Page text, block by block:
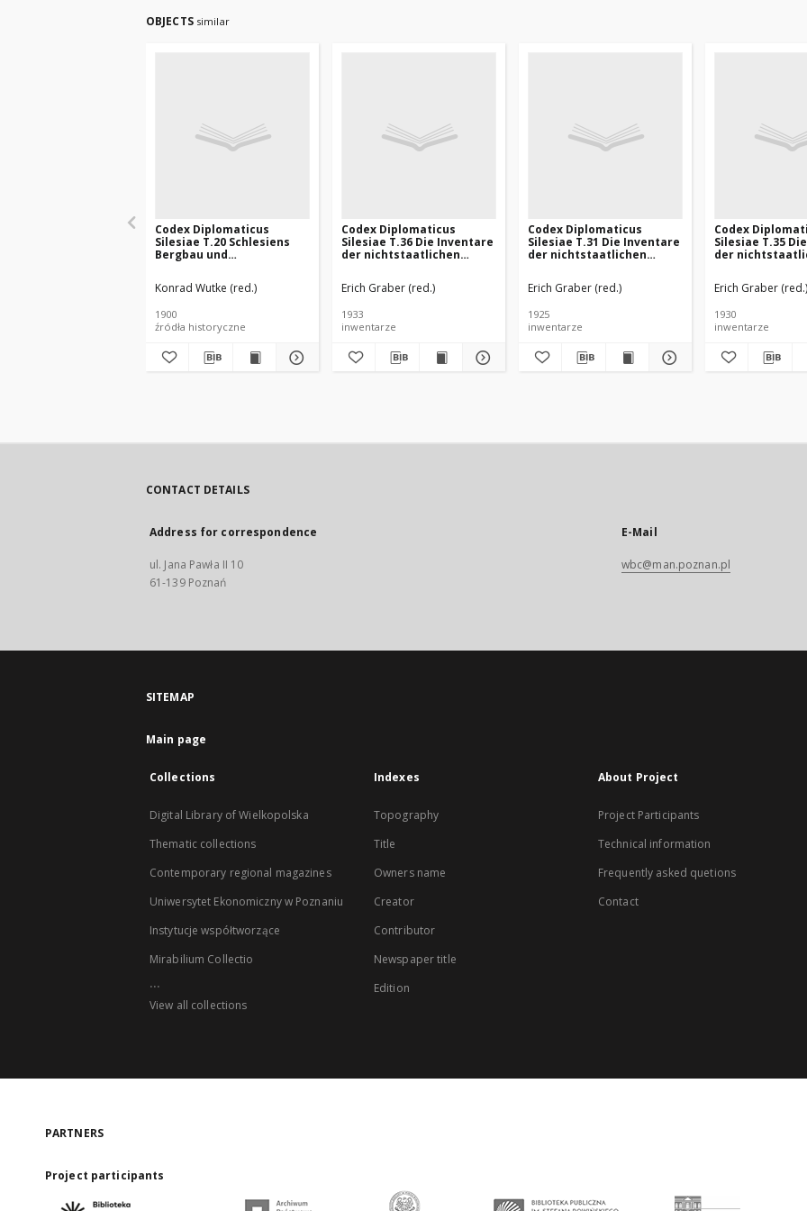
OBJECTS similar
Codex Diplomaticus
Silesiae T.20 Schlesiens
Bergbau und
(1136-1528)
Konrad Wutke (red.)
1900
źródła historyczne
Codex Diplomaticus
Silesiae T.36 Die Inventare
der nichtstaatlichen
Neisse. I. Stadt Neisse
Erich Graber (red.)
1933
inwentarze
Codex Diplomaticus
Silesiae T.31 Die Inventare
der nichtstaatlichen
Sprottau
Erich Graber (red.)
1925
inwentarze
Codex
Silesiae T.35
der
Jauer
Erich Graber (red.)
1930
inwentarze
CONTACT DETAILS
Address for correspondence
ul. Jana Pawła II 10
61-139 Poznań
E-Mail
wbc@man.poznan.pl
SITEMAP
Main page
Collections
Digital Library of Wielkopolska
Thematic collections
Contemporary regional magazines
Uniwersytet Ekonomiczny w Poznaniu
Instytucje współtworzące
Mirabilium Collectio
...
View all collections
Indexes
Topography
Title
Owners name
Creator
Contributor
Newspaper title
Edition
About Project
Project Participants
Technical information
Frequently asked quetions
Contact
PARTNERS
Project participants